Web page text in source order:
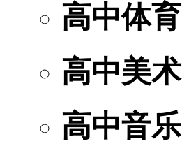
高中体育
高中美术
高中音乐